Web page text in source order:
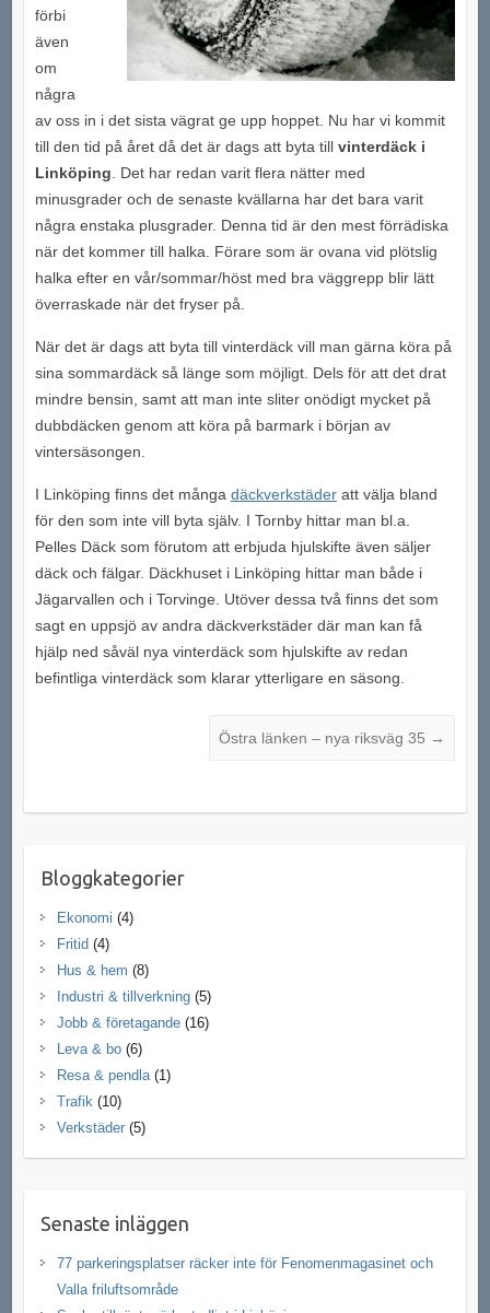
förbi
även
om
några
av oss in i det sista vägrat ge upp hoppet. Nu har vi kommit
till den tid på året då det är dags att byta till vinterdäck i
Linköping. Det har redan varit flera nätter med
minusgrader och de senaste kvällarna har det bara varit
några enstaka plusgrader. Denna tid är den mest förrädiska
när det kommer till halka. Förare som är ovana vid plötslig
halka efter en vår/sommar/höst med bra väggrepp blir lätt
överraskade när det fryser på.
När det är dags att byta till vinterdäck vill man gärna köra på
sina sommardäck så länge som möjligt. Dels för att det drat
mindre bensin, samt att man inte sliter onödigt mycket på
dubbdäcken genom att köra på barmark i början av
vintersäsongen.
I Linköping finns det många däckverkstäderatt välja bland
för den som inte vill byta själv. I Tornby hittar man bl.a.
Pelles Däck som förutom att erbjuda hjulskifte även säljer
däck och fälgar. Däckhuset i Linköping hittar man både i
Jägarvallen och i Torvinge. Utöver dessa två finns det som
sagt en uppsjö av andra däckverkstäder där man kan få
hjälp ned såväl nya vinterdäck som hjulskifte av redan
befintliga vinterdäck som klarar ytterligare en säsong.
Östra länken – nya riksväg 35 →
Bloggkategorier
Ekonomi (4)
Fritid (4)
Hus & hem (8)
Industri & tillverkning(5)
Jobb & företagande(16)
Leva & bo(6)
Resa & pendla(1)
Trafik(10)
Verkstäder(5)
Senaste inläggen
77 parkeringsplatser räcker inte för Fenomenmagasinet och
Valla friluftsområde